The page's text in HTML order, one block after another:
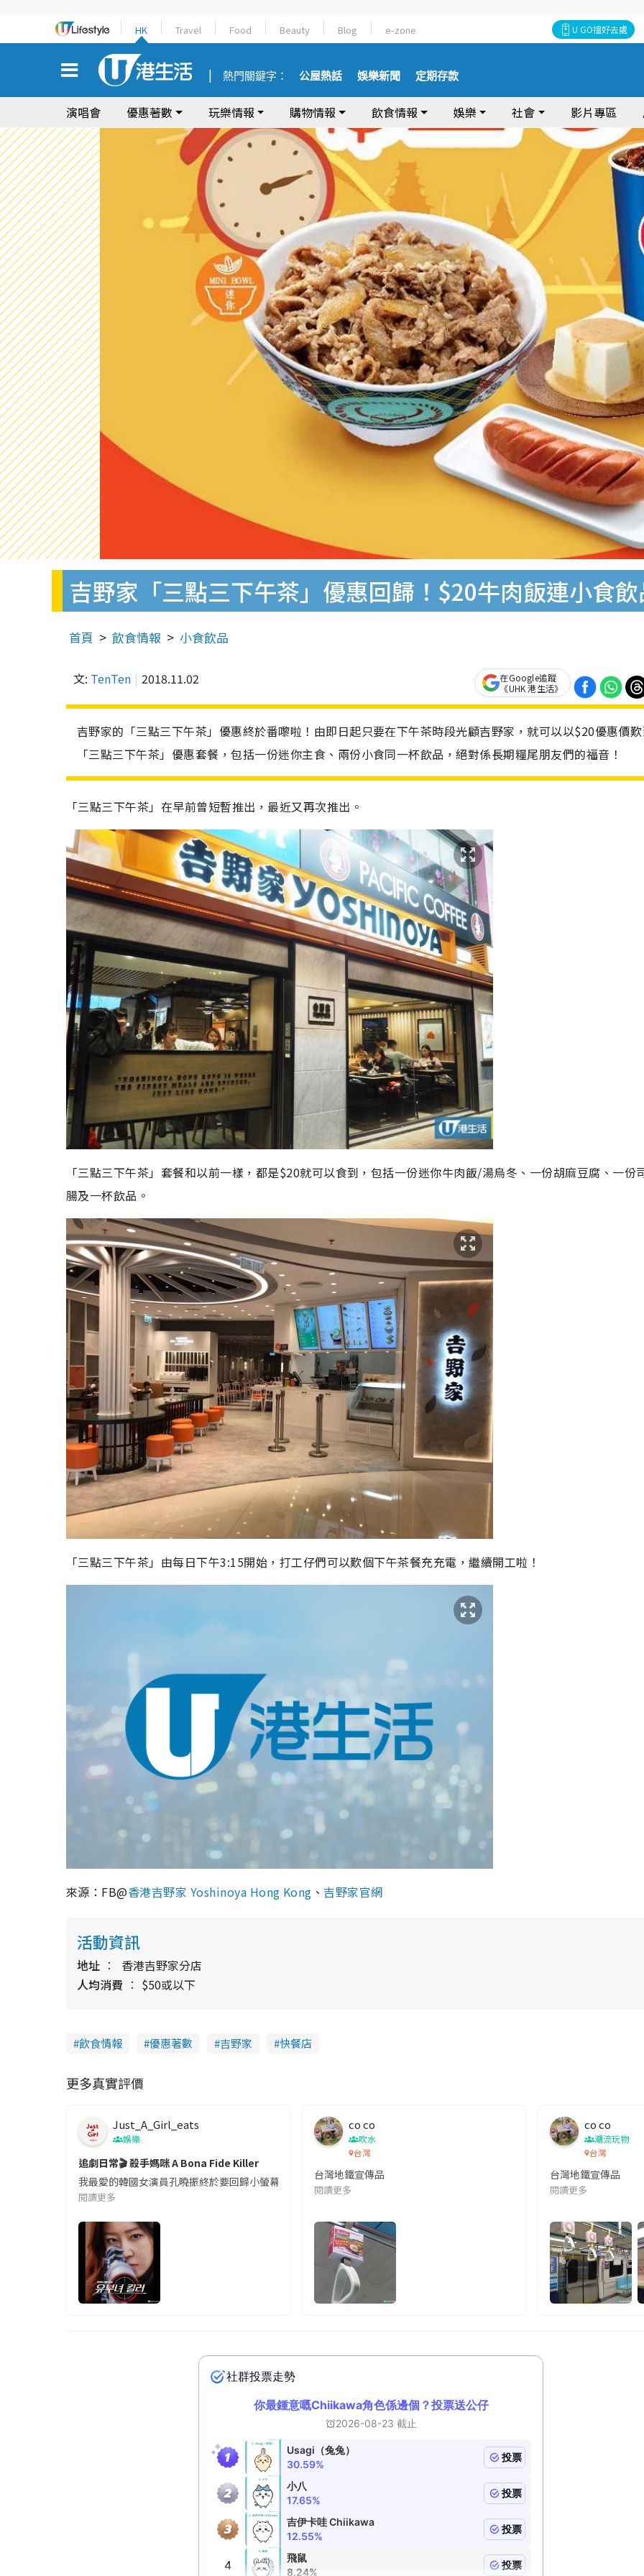
HK Travel Food Beauty Blog e-zone U GO搵好去處
熱門關鍵字： 公屋熱話 娛樂新聞 定期存款
演唱會 優惠著數 玩樂情報 購物情報 飲食情報 娛樂 社會 影片專區
吉野家「三點三下午茶」優惠回歸！$20牛肉飯連小食
首頁 飲食情報 小食飲品
文: TenTen 2018.11.02
在Google追蹤
《UHK 港生活》
吉野家的「三點三下午茶」優惠終於番嚟啦！由即日起只要在下午茶時段光顧吉野家，就可以以$20優惠價
「三點三下午茶」優惠套餐，包括一份迷你主食、兩份小食同一杯飲品，絕對係長期糧尾朋友們的福音！
「三點三下午茶」在早前曾短暫推出，最近又再次推出。
「三點三下午茶」套餐和以前一樣，都是$20就可以食到，包括一份迷你牛肉飯/湯烏冬、一份胡麻豆腐、一份
腸及一杯飲品。
「三點三下午茶」由每日下午3:15開始，打工仔們可以歎個下午茶餐充充電，繼續開工啦！
來源：FB@香港吉野家 Yoshinoya Hong Kong 、吉野家官網
活動資訊
地址
香港吉野家分店
人均消費
$50或以下
飲食情報 優惠著數 吉野家 快餐店
更多真實評價
Just_A_Girl_eats
娛樂
追劇日常🎬 殺手媽咪 A Bona Fide Killer
我最愛的韓國女演員孔曉振終於要回歸小螢幕啦!這次的劇本改編自同名網絡漫畫,故事主軸圍繞女主角柳寶娜 —— 表面上是一
閱讀更多
co co
吹水
台灣
台灣地鐵宣傳品
閱讀更多
co co
潮流玩物
台灣
台灣地鐵宣傳品
閱讀更多